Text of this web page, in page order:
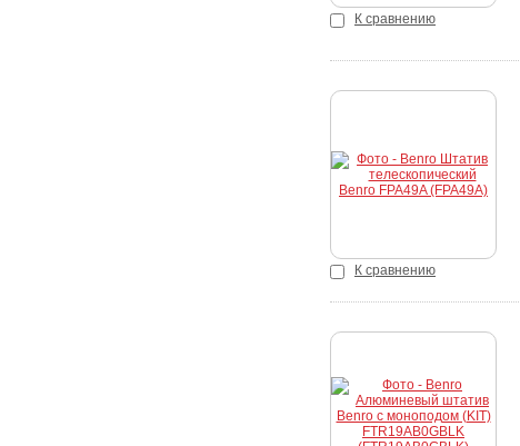
К сравнению
К сравнению
Купить